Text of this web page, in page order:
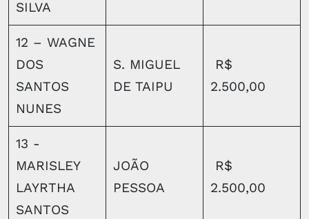
SILVA
12 – WAGNE
DOS
SANTOS
NUNES
S. MIGUEL
DE TAIPU
R$
2.500,00
13 -
MARISLEY
LAYRTHA
SANTOS
JOÃO
PESSOA
R$
2.500,00